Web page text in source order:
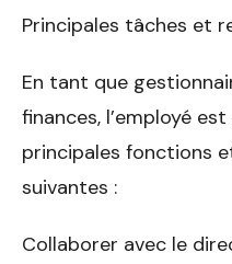
Principales tâches et
En tant que
finances, l’employé
principales fonctions
suivantes :
Collaborer avec le